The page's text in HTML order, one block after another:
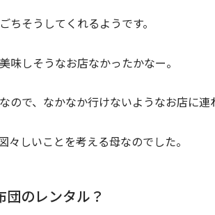
ちそうしてくれるようです。
味しそうなお店なかったかなー。
ので、なかなか行けないようなお店に連
々しいことを考える母なのでした。
団のレンタル？